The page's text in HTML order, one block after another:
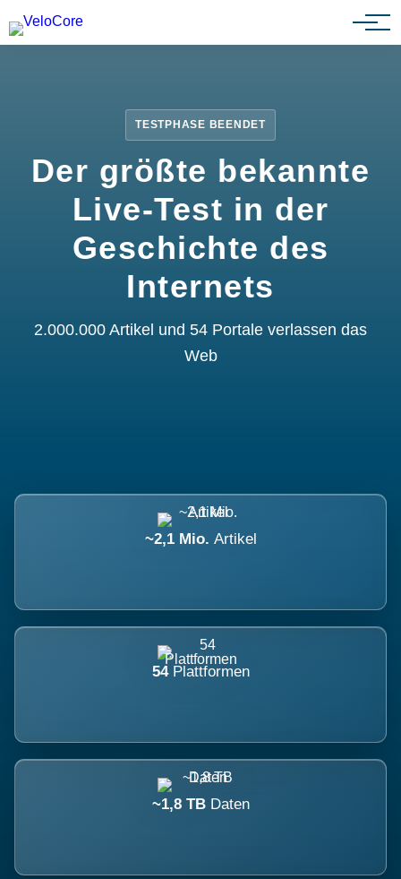
Partnerprogramm
TESTPHASE BEENDET
Der größte bekannte
Live-Test in der
Geschichte des
Internets
2.000.000 Artikel und 54 Portale verlassen das
Web
~2,1 Mio. Artikel
54 Plattformen
~1,8 TB Daten